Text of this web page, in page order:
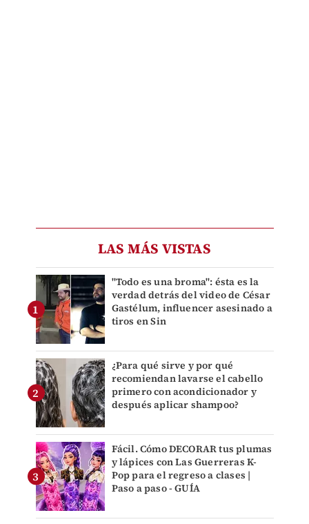
LAS MÁS VISTAS
"Todo es una broma": ésta es la
verdad detrás del video de César
Gastélum, influencer asesinado a
tiros en Sin
¿Para qué sirve y por qué
recomiendan lavarse el cabello
primero con acondicionador y
después aplicar shampoo?
Fácil. Cómo DECORAR tus plumas
y lápices con Las Guerreras K-
Pop para el regreso a clases |
Paso a paso - GUÍA